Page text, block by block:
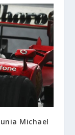
Michael